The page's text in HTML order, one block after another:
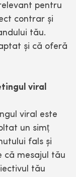
pentru
contrar și
tău.
și că oferă
viral
viral este
un simț
fals și
că mesajul tău
tău